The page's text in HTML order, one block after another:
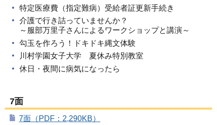
特定医療費（指定難病）受給者証更新手続き
介護で行き詰っていませんか？
～服部万里子さんによるワークショップと講演～
勾玉を作ろう！ドキドキ縄文体験
川村学園女子大学 夏休み特別教室
休日・夜間に病気になったら
7面
7面（PDF：2,290KB）